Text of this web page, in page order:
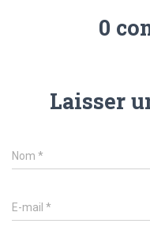
0
Laisser
Nom *
E-mail *